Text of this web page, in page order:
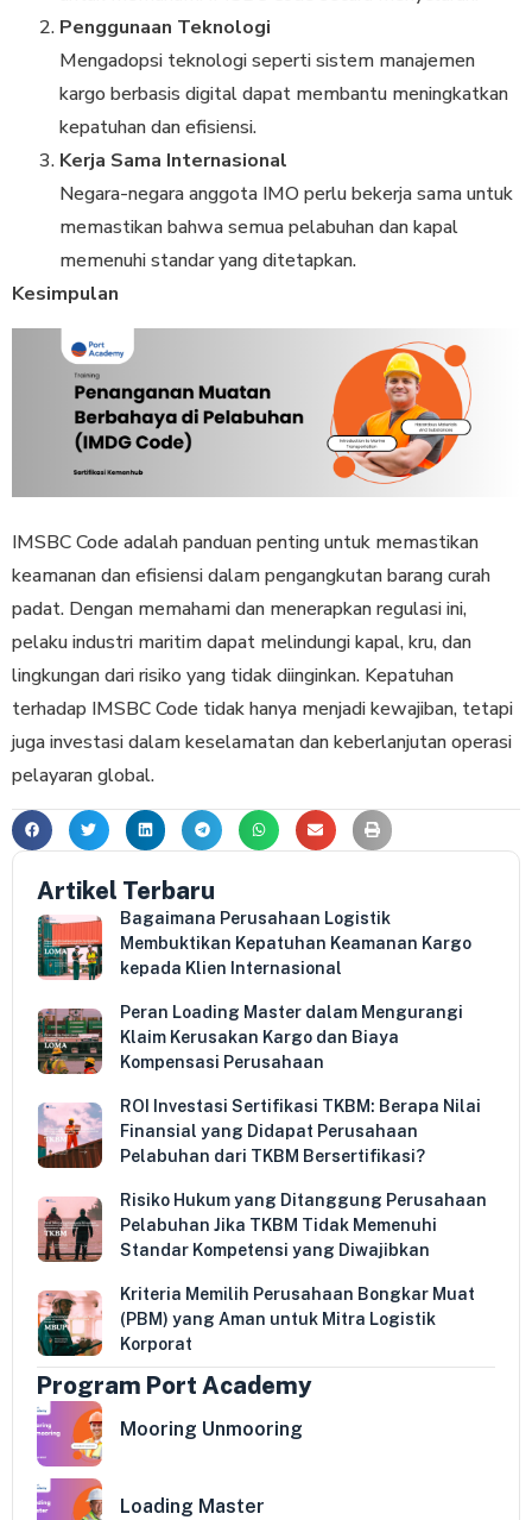
Penggunaan Teknologi
Mengadopsi teknologi seperti sistem manajemen
kargo berbasis digital dapat membantu meningkatkan
kepatuhan dan efisiensi.
Kerja Sama Internasional
Negara-negara anggota IMO perlu bekerja sama untuk
memastikan bahwa semua pelabuhan dan kapal
memenuhi standar yang ditetapkan.
Kesimpulan
IMSBC Code adalah panduan penting untuk memastikan
keamanan dan efisiensi dalam pengangkutan barang curah
padat. Dengan memahami dan menerapkan regulasi ini,
pelaku industri maritim dapat melindungi kapal, kru, dan
lingkungan dari risiko yang tidak diinginkan. Kepatuhan
terhadap IMSBC Code tidak hanya menjadi kewajiban, tetapi
juga investasi dalam keselamatan dan keberlanjutan operasi
pelayaran global.
Artikel Terbaru
Bagaimana Perusahaan Logistik
Membuktikan Kepatuhan Keamanan Kargo
kepada Klien Internasional
Peran Loading Master dalam Mengurangi
Klaim Kerusakan Kargo dan Biaya
Kompensasi Perusahaan
ROI Investasi Sertifikasi TKBM: Berapa Nilai
Finansial yang Didapat Perusahaan
Pelabuhan dari TKBM Bersertifikasi?
Risiko Hukum yang Ditanggung Perusahaan
Pelabuhan Jika TKBM Tidak Memenuhi
Standar Kompetensi yang Diwajibkan
Kriteria Memilih Perusahaan Bongkar Muat
(PBM) yang Aman untuk Mitra Logistik
Korporat
Program Port Academy
Mooring Unmooring
Loading Master